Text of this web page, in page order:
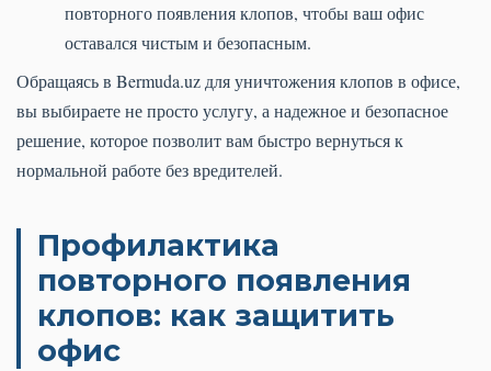
повторного появления клопов, чтобы ваш офис
оставался чистым и безопасным.
Обращаясь в Bermuda.uz для уничтожения клопов в офисе,
вы выбираете не просто услугу, а надежное и безопасное
решение, которое позволит вам быстро вернуться к
нормальной работе без вредителей.
Профилактика
повторного появления
клопов: как защитить
офис